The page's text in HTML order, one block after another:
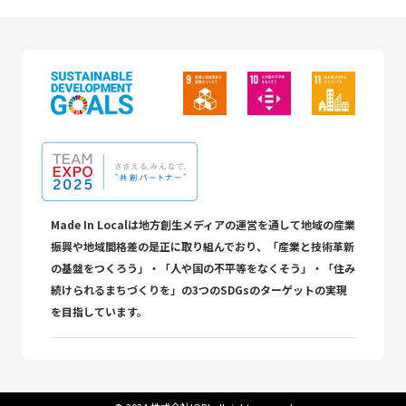
Made In Localは地方創生メディアの運営を通して地域の産業
振興や地域間格差の是正に取り組んでおり、「産業と技術革新
の基盤をつくろう」・「人や国の不平等をなくそう」・「住み
続けられるまちづくりを」の3つのSDGsのターゲットの実現
を目指しています。